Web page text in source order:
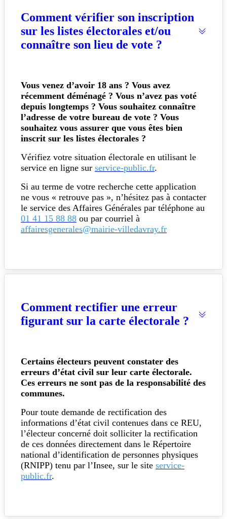
Comment vérifier son inscription
sur les listes électorales et/ou
connaître son lieu de vote ?
Vous venez d’avoir 18 ans ? Vous avez
récemment déménagé ? Vous n’avez pas voté
depuis longtemps ? Vous souhaitez connaître
l’adresse de votre bureau de vote ? Vous
souhaitez vous assurer que vous êtes bien
inscrit sur les listes électorales ?
Vérifiez votre situation électorale en utilisant le
service en ligne sur service-public.fr.
Si au terme de votre recherche cette application
ne vous « retrouve pas », n’hésitez pas à contacter
le service des Affaires Générales par téléphone au
01 41 15 88 88 ou par courriel à
affairesgenerales@mairie-villedavray.fr
Comment rectifier une erreur
figurant sur la carte électorale ?
Certains électeurs peuvent constater des
erreurs d’état civil sur leur carte électorale.
Ces erreurs ne sont pas de la responsabilité des
communes.
Pour toute demande de rectification des
informations d’état civil contenues dans ce REU,
l’électeur concerné doit solliciter la rectification
de ces données directement dans le Répertoire
national d’identification de personnes physiques
(RNIPP) tenu par l’Insee, sur le site service-
public.fr.